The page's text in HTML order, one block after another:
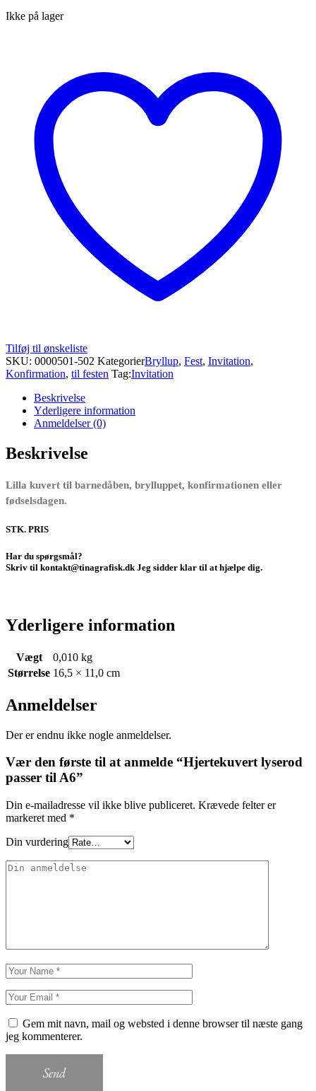
Ikke på lager
Tilføj til ønskeliste
SKU: 0000501-502 KategorierBryllup, Fest, Invitation,
Konfirmation, til festen Tag:Invitation
Beskrivelse
Yderligere information
Anmeldelser (0)
Beskrivelse
Lilla kuvert til barnedåben, brylluppet, konfirmationen eller
fødselsdagen.
STK. PRIS
Har du spørgsmål?
Skriv til kontakt@tinagrafisk.dk Jeg sidder klar til at hjælpe dig.
Yderligere information
Vægt
0,010 kg
Størrelse 16,5 × 11,0 cm
Anmeldelser
Der er endnu ikke nogle anmeldelser.
Vær den første til at anmelde “Hjertekuvert lyserod
passer til A6”
Din e-mailadresse vil ikke blive publiceret. Krævede felter er
markeret med *
Din vurdering
Gem mit navn, mail og websted i denne browser til næste gang
jeg kommenterer.
Send